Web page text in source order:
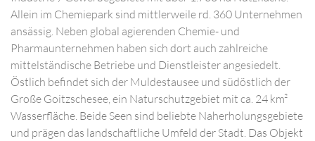
Allein im Chemiepark sind mittlerweile rd. 360 Unternehmen
ansässig. Neben global agierenden Chemie- und
Pharmaunternehmen haben sich dort auch zahlreiche
mittelständische Betriebe und Dienstleister angesiedelt.
Östlich befindet sich der Muldestausee und südöstlich der
Große Goitzschesee, ein Naturschutzgebiet mit ca. 24 km²
Wasserfläche. Beide Seen sind beliebte Naherholungsgebiete
und prägen das landschaftliche Umfeld der Stadt. Das Objekt